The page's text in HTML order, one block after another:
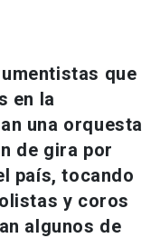
que
en la
una orquesta
de gira por
país, tocando
y coros
algunos de